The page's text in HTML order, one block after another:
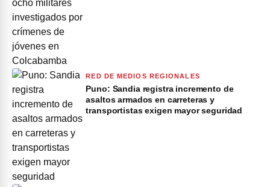
RED DE MEDIOS REGIONALES
Puno: Sandia registra incremento de
asaltos armados en carreteras y
transportistas exigen mayor seguridad